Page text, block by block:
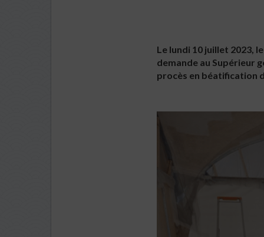
Le lundi 10 juillet 2023,
demande au Supérieur
procès en béatification